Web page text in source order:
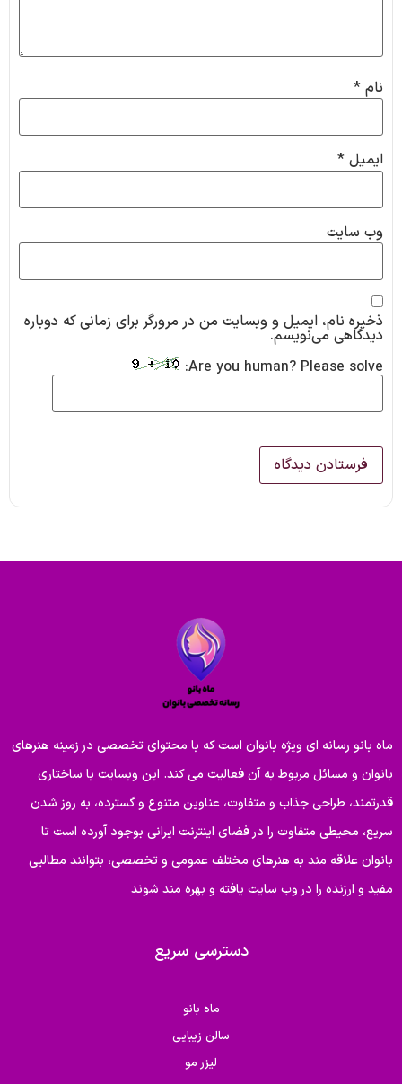
نام *
ایمیل *
وب‌ سایت
ذخیره نام، ایمیل و وبسایت من در مرورگر برای زمانی که دوباره
دیدگاهی می‌نویسم.
Are you human? Please solve:
ماه بانو رسانه ای ویژه بانوان است که با محتوای تخصصی در زمینه هنرهای
بانوان و مسائل مربوط به آن فعالیت می کند. این وبسایت با ساختاری
قدرتمند، طراحی جذاب و متفاوت، عناوین متنوع و گسترده، به روز شدن
سریع، محیطی متفاوت را در فضای اینترنت ایرانی بوجود آورده است تا
بانوان علاقه مند به هنرهای مختلف عمومی و تخصصی، بتوانند مطالبی
مفید و ارزنده را در وب سایت یافته و بهره مند شوند
دسترسی سریع
ماه بانو
سالن زیبایی
لیزر مو